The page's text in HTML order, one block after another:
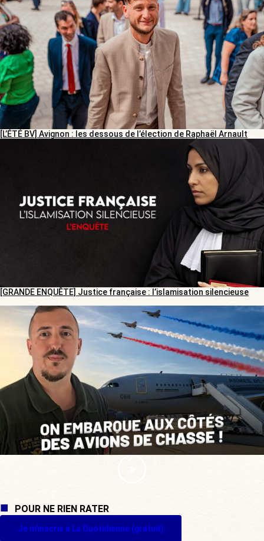
[L’ÉTÉ BV] Avignon : les dessous de l’élection de Raphaël Arnault
[GRANDE ENQUÊTE] Justice française : l’islamisation silencieuse
POUR NE RIEN RATER
Je m'inscris à La Quotidienne (gratuit)